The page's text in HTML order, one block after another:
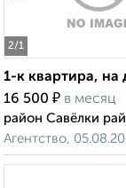
2/1
1-к квартира, на
16 500 ₽ в месяц
район Савёлки
Агентство,